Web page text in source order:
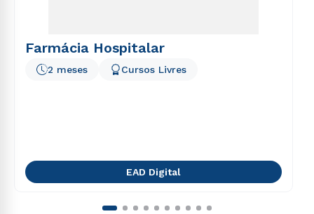
Farmácia Hospitalar
2 meses Cursos Livres
EAD Digital